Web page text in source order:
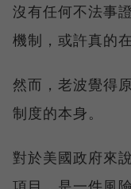
沒有任何不法事
機制，或許真的
然而，老波覺得
制度的本身。
對於美國政府來